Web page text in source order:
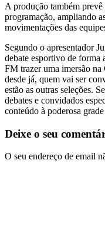
A produção também
programação, ampliando
movimentações das
Segundo o apresentador
debate esportivo de forma
FM trazer uma imersão
desde já, quem vai ser
estão as outras seleções.
debates e convidados
conteúdo à poderosa
Deixe o seu
O seu endereço de email